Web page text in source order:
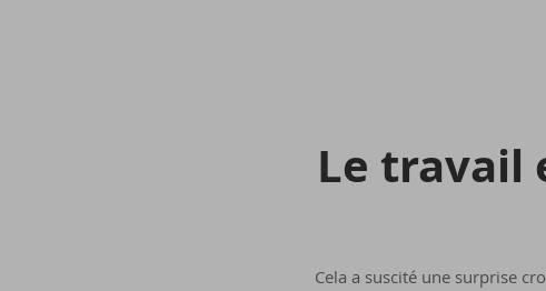
Le tra­vail
Cela a suscité une surprise